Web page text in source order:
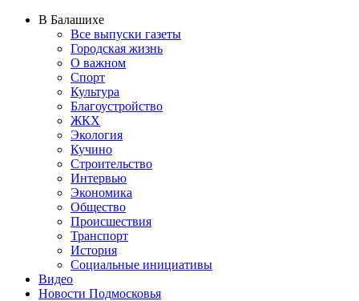
В Балашихе
Все выпуски газеты
Городская жизнь
О важном
Спорт
Культура
Благоустройство
ЖКХ
Экология
Кучино
Строительство
Интервью
Экономика
Общество
Происшествия
Транспорт
История
Социальные инициативы
Видео
Новости Подмосковья